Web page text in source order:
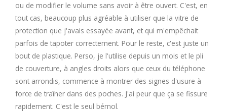
ou de modifier le volume sans avoir à être ouvert. C'est, en
tout cas, beaucoup plus agréable à utiliser que la vitre de
protection que j'avais essayée avant, et qui m'empêchait
parfois de tapoter correctement. Pour le reste, c'est juste un
bout de plastique. Perso, je l'utilise depuis un mois et le pli
de couverture, à angles droits alors que ceux du téléphone
sont arrondis, commence à montrer des signes d'usure à
force de traîner dans des poches. J'ai peur que ça se fissure
rapidement. C'est le seul bémol.